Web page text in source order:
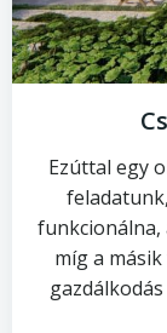
Ezúttal egy
funkcionálna,
míg a